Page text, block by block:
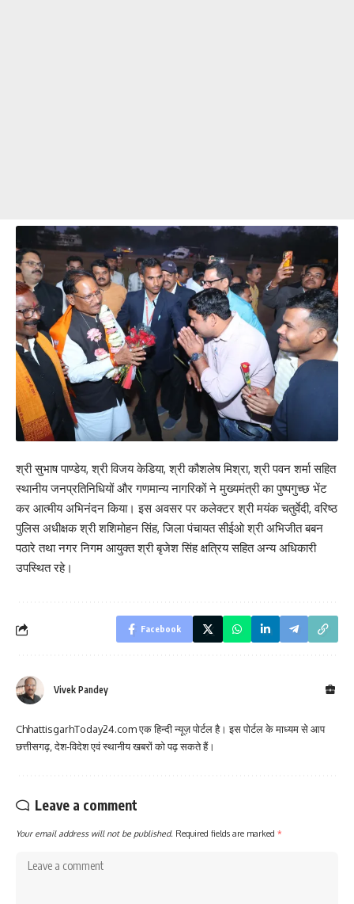
श्री सुभाष पाण्डेय, श्री विजय केडिया, श्री कौशलेष मिश्रा, श्री पवन शर्मा सहित
स्थानीय जनप्रतिनिधियों और गणमान्य नागरिकों ने मुख्यमंत्री का पुष्पगुच्छ भेंट
कर आत्मीय अभिनंदन किया। इस अवसर पर कलेक्टर श्री मयंक चतुर्वेदी, वरिष्ठ
पुलिस अधीक्षक श्री शशिमोहन सिंह, जिला पंचायत सीईओ श्री अभिजीत बबन
पठारे तथा नगर निगम आयुक्त श्री बृजेश सिंह क्षत्रिय सहित अन्य अधिकारी
उपस्थित रहे।
Facebook
Vivek Pandey
ChhattisgarhToday24.com एक हिन्दी न्यूज़ पोर्टल है। इस पोर्टल के माध्यम से आप
छत्तीसगढ़, देश-विदेश एवं स्थानीय खबरों को पढ़ सकते हैं।
Leave a comment
Your email address will not be published. Required fields are marked *